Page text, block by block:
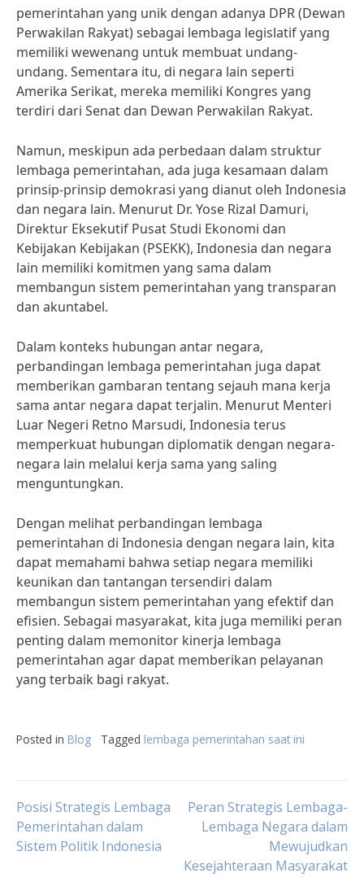
pemerintahan yang unik dengan adanya DPR (Dewan
Perwakilan Rakyat) sebagai lembaga legislatif yang
memiliki wewenang untuk membuat undang-
undang. Sementara itu, di negara lain seperti
Amerika Serikat, mereka memiliki Kongres yang
terdiri dari Senat dan Dewan Perwakilan Rakyat.
Namun, meskipun ada perbedaan dalam struktur
lembaga pemerintahan, ada juga kesamaan dalam
prinsip-prinsip demokrasi yang dianut oleh Indonesia
dan negara lain. Menurut Dr. Yose Rizal Damuri,
Direktur Eksekutif Pusat Studi Ekonomi dan
Kebijakan Kebijakan (PSEKK), Indonesia dan negara
lain memiliki komitmen yang sama dalam
membangun sistem pemerintahan yang transparan
dan akuntabel.
Dalam konteks hubungan antar negara,
perbandingan lembaga pemerintahan juga dapat
memberikan gambaran tentang sejauh mana kerja
sama antar negara dapat terjalin. Menurut Menteri
Luar Negeri Retno Marsudi, Indonesia terus
memperkuat hubungan diplomatik dengan negara-
negara lain melalui kerja sama yang saling
menguntungkan.
Dengan melihat perbandingan lembaga
pemerintahan di Indonesia dengan negara lain, kita
dapat memahami bahwa setiap negara memiliki
keunikan dan tantangan tersendiri dalam
membangun sistem pemerintahan yang efektif dan
efisien. Sebagai masyarakat, kita juga memiliki peran
penting dalam memonitor kinerja lembaga
pemerintahan agar dapat memberikan pelayanan
yang terbaik bagi rakyat.
Posted in Blog Tagged lembaga pemerintahan saat ini
Post
navigation
Posisi Strategis Lembaga
Pemerintahan dalam
Sistem Politik Indonesia
Peran Strategis Lembaga-
Lembaga Negara dalam
Mewujudkan
Kesejahteraan Masyarakat